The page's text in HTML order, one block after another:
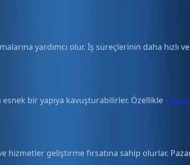
yardımcı olur. İş süreçlerinin daha hızlı
bir yapıya kavuşturabilirler. Özellikle e-
hizmetler geliştirme fırsatına sahip olurlar.